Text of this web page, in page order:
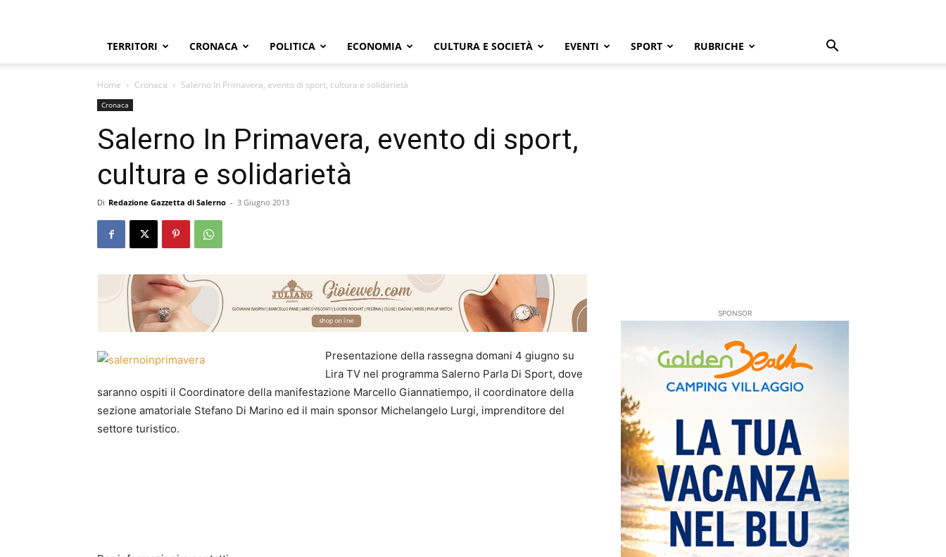
TERRITORI CRONACA POLITICA ECONOMIA CULTURA E SOCIETÀ EVENTI SPORT RUBRICHE
Home Cronaca Salerno In Primavera, evento di sport, cultura e solidarietà
Cronaca
Salerno In Primavera, evento di sport,
cultura e solidarietà
Di Redazione Gazzetta di Salerno - 3 Giugno 2013
Presentazione della rassegna domani 4 giugno su
Lira TV nel programma Salerno Parla Di Sport, dove
saranno ospiti il Coordinatore della manifestazione Marcello Giannatiempo, il coordinatore della
sezione amatoriale Stefano Di Marino ed il main sponsor Michelangelo Lurgi, imprenditore del
settore turistico.
SPONSOR